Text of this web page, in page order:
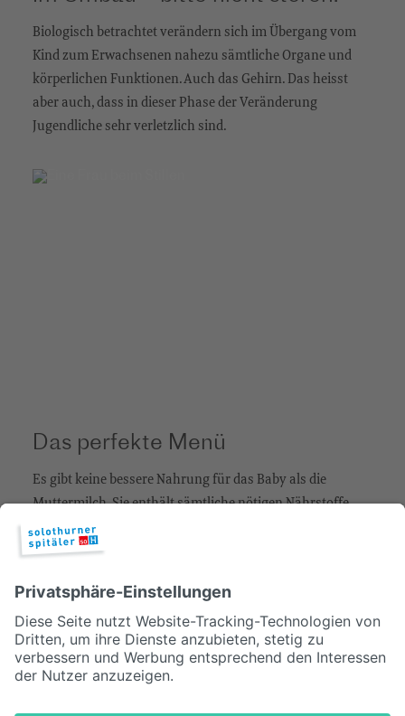
Biologisch betrachtet verändern sich im Übergang vom
Kind zum Erwachsenen nahezu sämtliche Organe und
körperlichen Funktionen. Auch das Gehirn. Das heisst
aber auch, dass in dieser Phase der Veränderung
Jugendliche sehr verletzlich sind.
Das perfekte Menü
Es gibt keine bessere Nahrung für das Baby als die
Muttermilch. Sie enthält sämtliche nötigen Nährstoffe,
Vitamine sowie Immun- und Abwehrstoffe. Aber: Stillen
ist nicht immer einfach und muss gelernt werden.
© 2026, Solothurner Spitäler AG
Impressum